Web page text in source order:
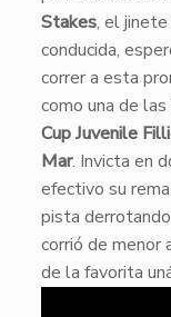
Stakes, el jinete
conducida,
correr a esta
como una de
Cup Juvenile
Mar. Invicta en
efectivo su
pista
corrió de menor
de la favorita